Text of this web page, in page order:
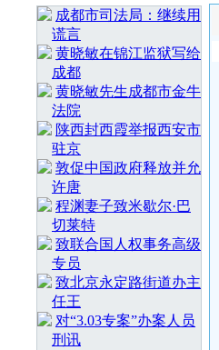
成都市司法局：继续用
谎言
黄晓敏在锦江监狱写给
成都
黄晓敏先生成都市金牛
法院
陕西封西霞举报西安市
驻京
敦促中国政府释放并允
许唐
程渊妻子致米歇尔·巴
切莱特
致联合国人权事务高级
专员
致北京永定路街道办主
任王
对“3.03专案”办案人员
刑讯